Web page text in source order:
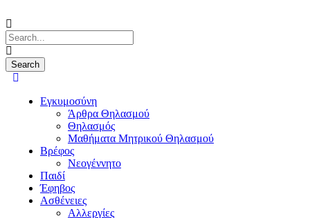
Εγκυμοσύνη
Άρθρα Θηλασμού
Θηλασμός
Μαθήματα Μητρικού Θηλασμού
Βρέφος
Νεογέννητο
Παιδί
Έφηβος
Ασθένειες
Αλλεργίες